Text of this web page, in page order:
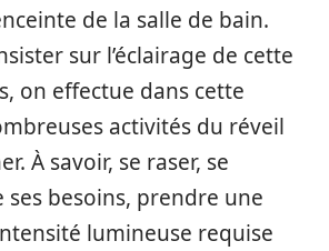
de la salle de bain.
sur l’éclairage de cette
on effectue dans cette
activités du réveil
À savoir, se raser, se
ses besoins, prendre une
lumineuse requise